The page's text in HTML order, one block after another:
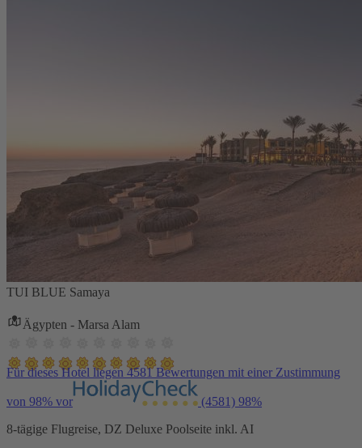
TUI BLUE Samaya
Ägypten - Marsa Alam
Für dieses Hotel liegen 4581 Bewertungen mit einer Zustimmung
von 98% vor (4581) 98%
8-tägige Flugreise, DZ Deluxe Poolseite inkl. AI